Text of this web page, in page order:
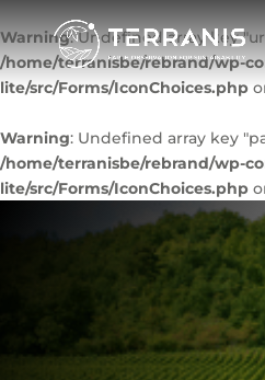
Warning: Undefined array key
/home/terranisbe/rebrand/wp-
lite/src/Forms/IconChoices.php
Warning: Undefined array key
/home/terranisbe/rebrand/wp-
lite/src/Forms/IconChoices.php